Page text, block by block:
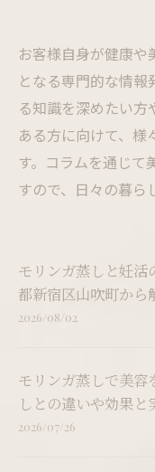
お客様自身が健康や
となる専門的な情
る知識を深めたい
ある方に向けて、様
す。コラムを通じて
すので、日々の暮ら
モリンガ蒸しと妊活
都新宿区山吹町から
2026/08/02
モリンガ蒸しで美容
しとの違いや効果
2026/07/26